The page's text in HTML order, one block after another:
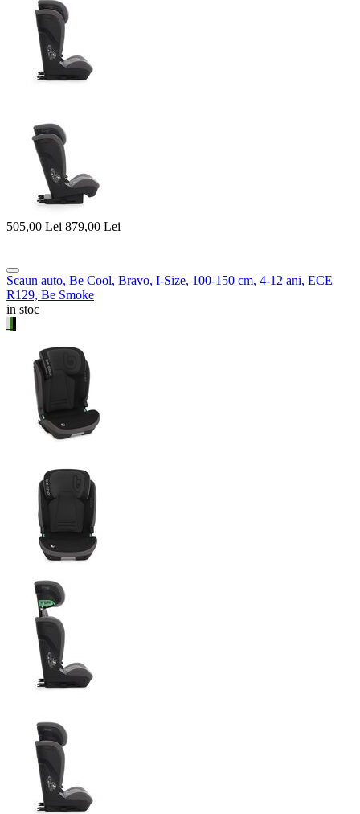
505,00 Lei 879,00 Lei
Scaun auto, Be Cool, Bravo, I-Size, 100-150 cm, 4-12 ani, ECE
R129, Be Smoke
in stoc